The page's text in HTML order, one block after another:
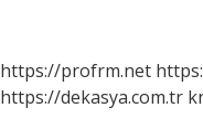
https://profrm.net
https://dekasya.com.tr